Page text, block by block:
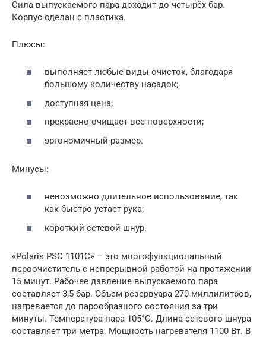
Сила выпускаемого пара доходит до четырёх бар.
Корпус сделан с пластика.
Плюсы:
выполняет любые виды очисток, благодаря
большому количеству насадок;
доступная цена;
прекрасно очищает все поверхности;
эргономичный размер.
Минусы:
невозможно длительное использование, так
как быстро устает рука;
короткий сетевой шнур.
«Polaris PSC 1101C» – это многофункциональный
пароочиститель с непрерывной работой на протяжении
15 минут. Рабочее давление выпускаемого пара
составляет 3,5 бар. Объем резервуара 270 миллилитров,
нагревается до парообразного состояния за три
минуты. Температура пара 105°С. Длина сетевого шнура
составляет три метра. Мощность нагревателя 1100 Вт. В